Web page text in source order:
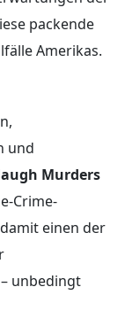
packende
Amerikas.
und
Murders
Crime-
einen der
unbedingt